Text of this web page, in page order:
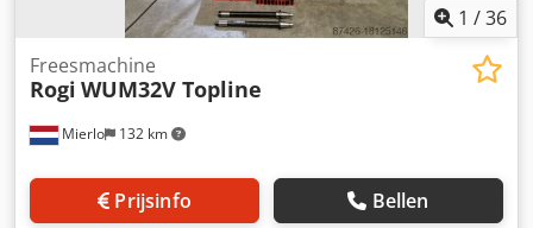
1 /36
Mierlo 132 km
Freesmachine
Rogi WUM32V Topline
Prijsinfo Bellen